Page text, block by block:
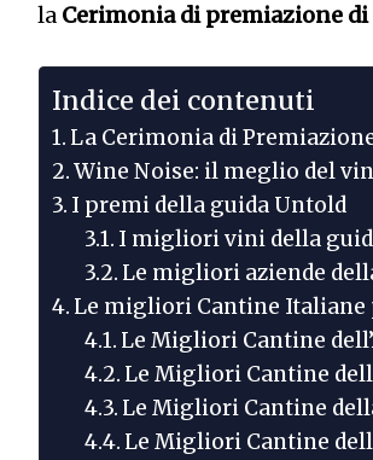
la Cerimonia di premiazione
Indice dei contenuti
La Cerimonia di
Wine Noise: il meglio del
I premi della guida Untold
I migliori vini della
Le migliori aziende
Le migliori Cantine Italiane
Le Migliori Cantine
Le Migliori Cantine
Le Migliori Cantine
Le Migliori Cantine